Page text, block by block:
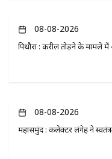
08-08-2026
पिथौरा : करील तोड़ने के मामले में
08-08-2026
महासमुंद : कलेक्टर लंगेह ने